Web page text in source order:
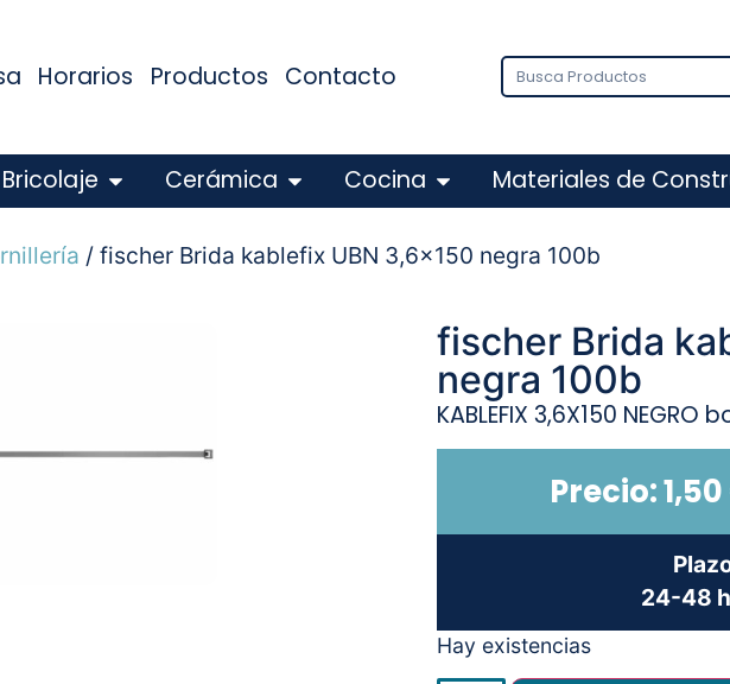
Horarios Productos Contacto
Bricolaje Cerámica Cocina Materiales de
/ fischer Brida kablefix UBN 3,6×150 negra 100b
fischer Brida
negra 100b
KABLEFIX 3,6X150 NEGRO
Precio:1,50
24-48
Hay existencias